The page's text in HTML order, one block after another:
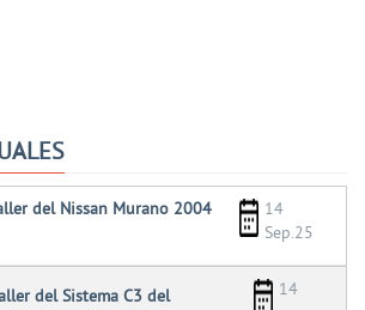
del Nissan Murano 2004
14
Sep.25
del Sistema C3 del
14